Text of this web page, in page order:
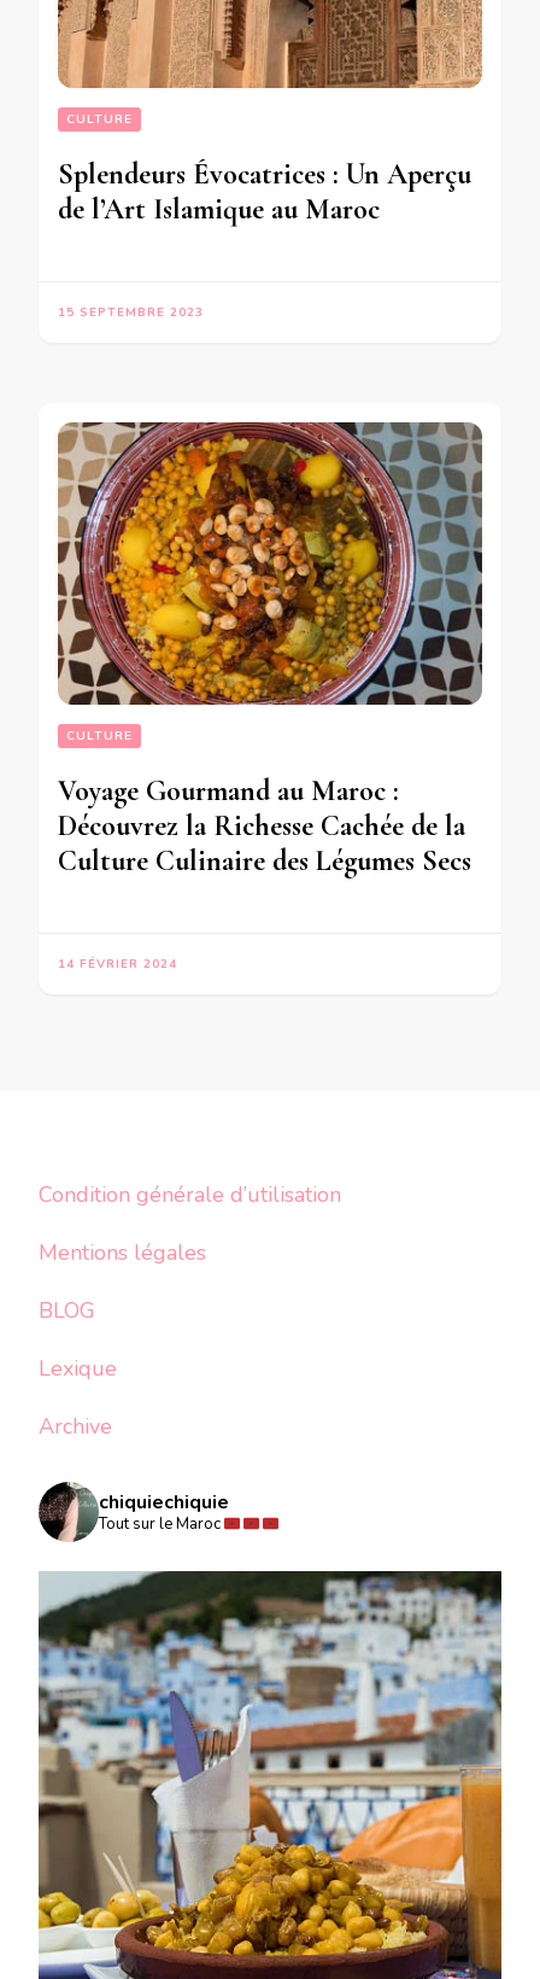
CULTURE
Splendeurs Évocatrices : Un Aperçu
de l’Art Islamique au Maroc
15 SEPTEMBRE 2023
CULTURE
Voyage Gourmand au Maroc :
Découvrez la Richesse Cachée de la
Culture Culinaire des Légumes Secs
14 FÉVRIER 2024
Condition générale d’utilisation
Mentions légales
BLOG
Lexique
Archive
chiquiechiquie
Tout sur le Maroc